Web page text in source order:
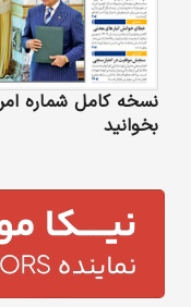
نسخه کامل شماره
بخوانید